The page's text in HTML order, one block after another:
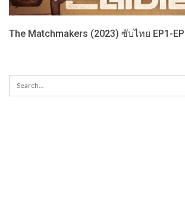
The Matchmakers (2023) ซับไทย EP1-